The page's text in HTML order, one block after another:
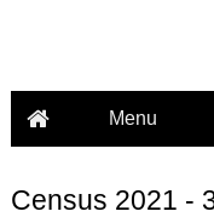
Census 2021 -